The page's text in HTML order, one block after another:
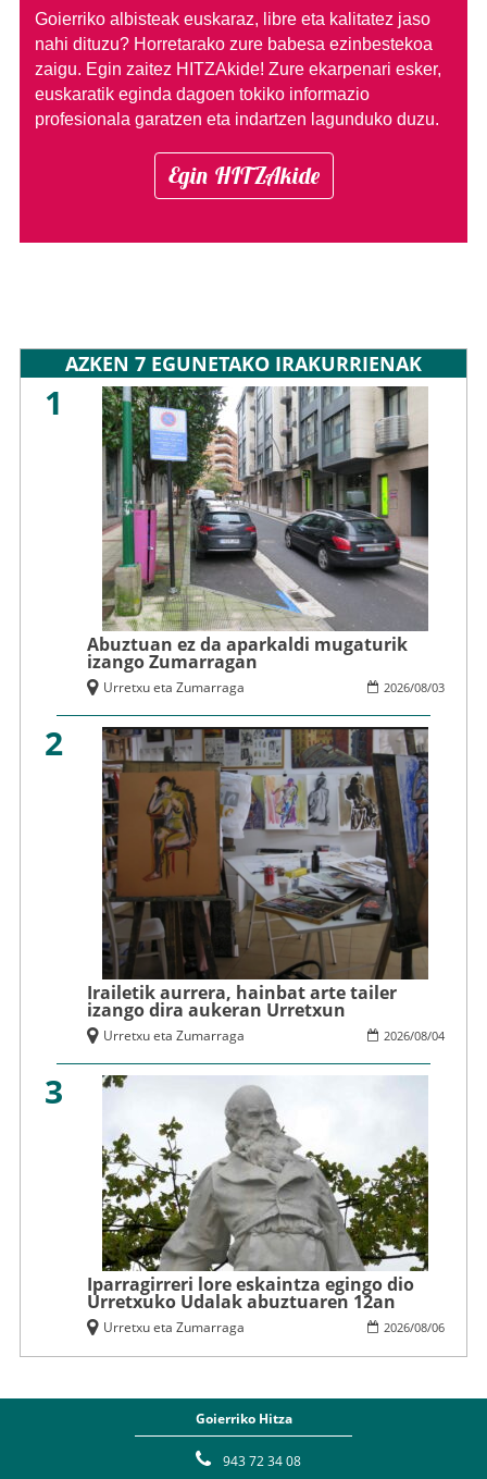
Goierriko albisteak euskaraz, libre eta kalitatez jaso
nahi dituzu? Horretarako zure babesa ezinbestekoa
zaigu. Egin zaitez HITZAkide! Zure ekarpenari esker,
euskaratik eginda dagoen tokiko informazio
profesionala garatzen eta indartzen lagunduko duzu.
Egin HITZAkide
AZKEN 7 EGUNETAKO IRAKURRIENAK
1
Abuztuan ez da aparkaldi mugaturik
izango Zumarragan
2026/08/03
Urretxu eta Zumarraga
2
Irailetik aurrera, hainbat arte tailer
izango dira aukeran Urretxun
2026/08/04
Urretxu eta Zumarraga
3
Iparragirreri lore eskaintza egingo dio
Urretxuko Udalak abuztuaren 12an
2026/08/06
Urretxu eta Zumarraga
Goierriko Hitza
943 72 34 08